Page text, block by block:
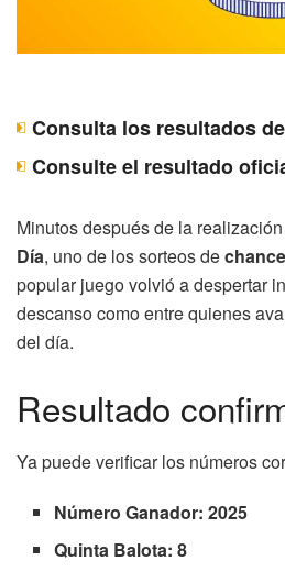
Consulta los resultados
Consulte el resultado
Minutos después de la
Día, uno de los sorteos dechance
popular juego volvió a despertar
descanso como entre quienes
del día.
Resultado
Ya puede verificar los números
Número Ganador: 2025
Quinta Balota: 8